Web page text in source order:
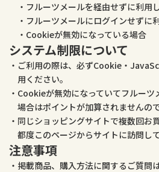
フルーツメールを経由せずに利用
フルーツメールにログインせずに
Cookieが無効になっている場合
システム制限について
ご利用の際は、必ずCookie・
用ください。
Cookieが無効になっていてフルーツ
場合はポイントが加算されませんの
同じショッピングサイトで複数回お
都度このページからサイトに訪問し
注意事項
掲載商品、購入方法に関するご質問